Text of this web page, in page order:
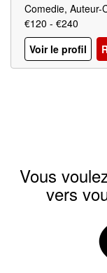
Comedie, Auteur-
€120 - €240
Voir le profil
Vous
vers